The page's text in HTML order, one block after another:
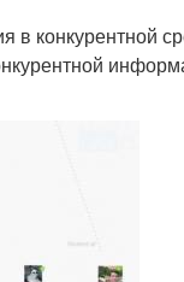
конкурентной